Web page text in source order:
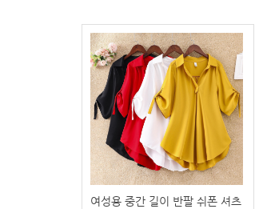
여성용 중간 길이 반팔 쉬폰 셔츠